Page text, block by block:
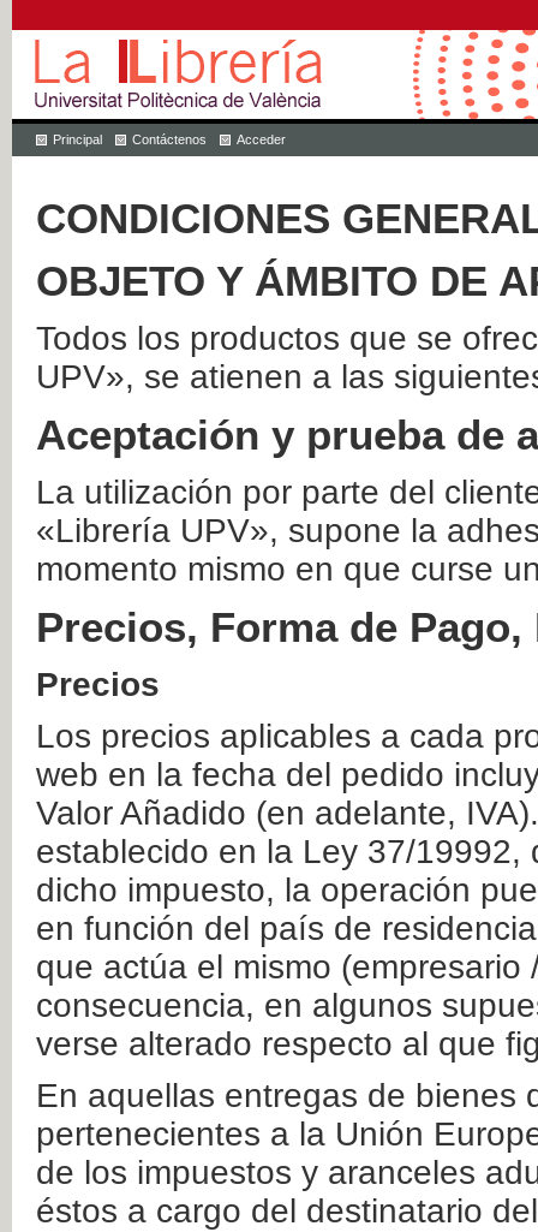
Principal Contáctenos Acceder
CONDICIONES
OBJETO Y ÁMBITO DE
Todos los productos que se
UPV», se atienen a las
Aceptación y prueba de
La utilización por parte del
«Librería UPV», supone la
momento mismo en que curse
Precios, Forma de
Precios
Los precios aplicables a cada
web en la fecha del pedido
Valor Añadido (en adelante,
establecido en la Ley 37/
dicho impuesto, la operación
en función del país de
que actúa el mismo
consecuencia, en algunos
verse alterado respecto al que
En aquellas entregas de bienes
pertenecientes a la Unión
de los impuestos y aranceles
éstos a cargo del destinatario